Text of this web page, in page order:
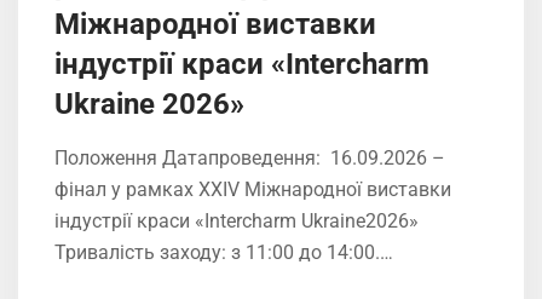
Міжнародної виставки
індустрії краси «Intercharm
Ukrainе 2026»
Положення Датапроведення: 16.09.2026 –
фінал у рамках XXIV Міжнародної виставки
індустрії краси «Intercharm Ukrainе2026»
Тривалість заходу: з 11:00 до 14:00.…